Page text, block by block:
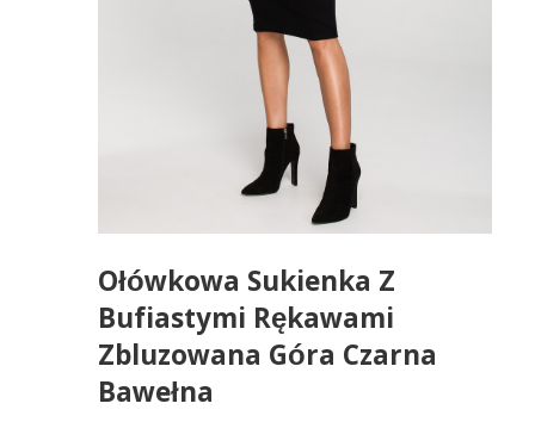
Ołówkowa Sukienka Z
Bufiastymi Rękawami
Zbluzowana Góra Czarna
Bawełna